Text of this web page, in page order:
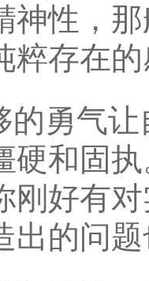
神性，
粹存在
的勇气
硬和固
刚好有
出的问